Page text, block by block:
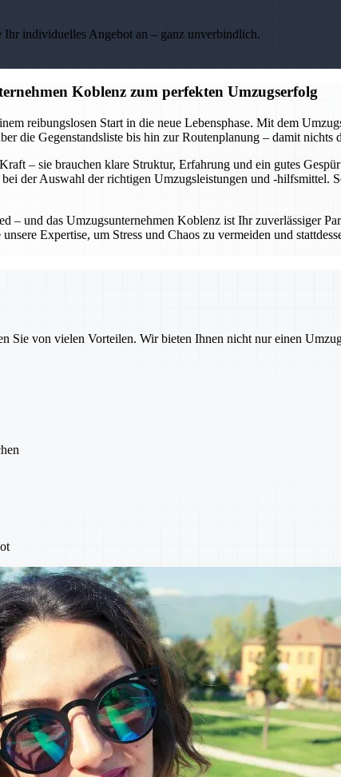
Ihr individuelles Angebot an – ganz unverbindlich.
Koblenz zum perfekten Umzugserfolg
reibungslosen Start in die neue Lebensphase. Mit dem
die Gegenstandsliste bis hin zur Routenplanung – damit nichts
– sie brauchen klare Struktur, Erfahrung und ein gutes
der Auswahl der richtigen Umzugsleistungen und -
– und das Umzugsunternehmen Koblenz ist Ihr zuverlässiger
Expertise, um Stress und Chaos zu vermeiden und
Sie von vielen Vorteilen. Wir bieten Ihnen nicht nur einen